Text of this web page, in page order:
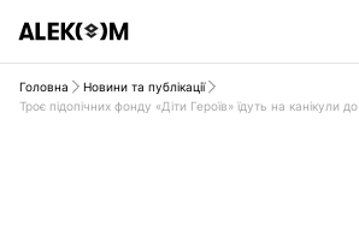
Головна
Новини та публікації
Троє підопічних фонду «Діти Героїв» їдуть на канікули до